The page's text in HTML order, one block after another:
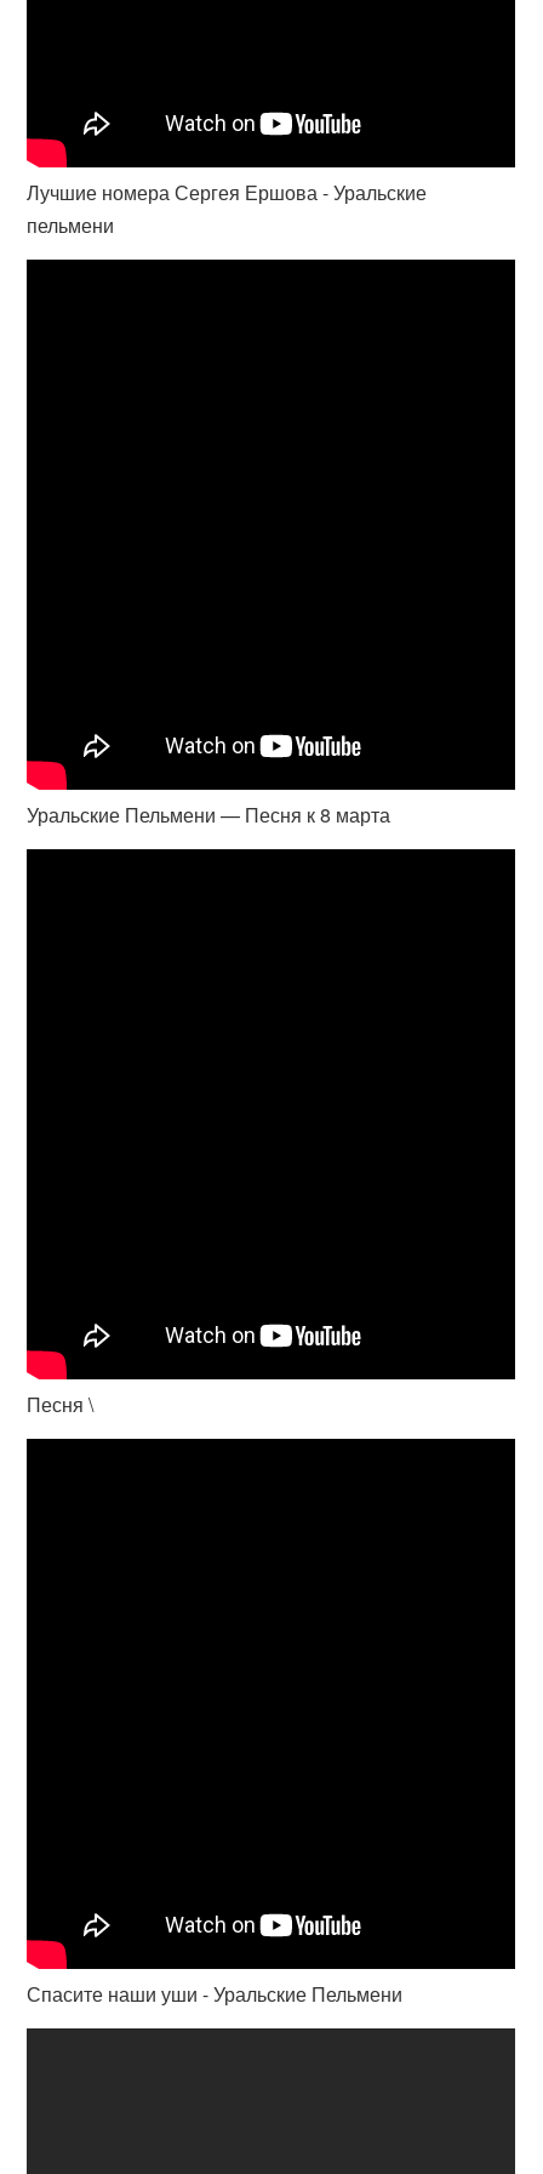
Лучшие номера Сергея Ершова - Уральские
пельмени
Уральские Пельмени — Песня к 8 марта
Песня \
Спасите наши уши - Уральские Пельмени